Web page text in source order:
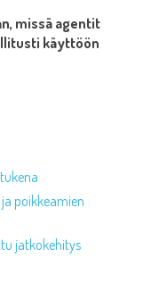
missä agentit
käyttöön
poikkeamien
jatkokehitys